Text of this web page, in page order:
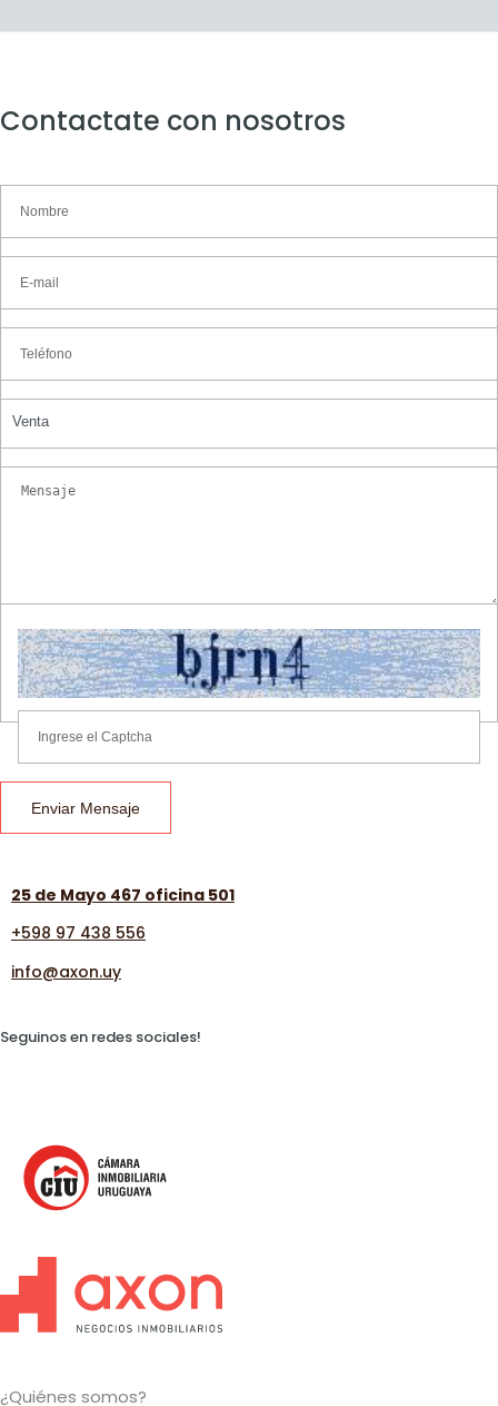
Contactate con nosotros
Venta
Enviar Mensaje
25 de Mayo 467 oficina 501
+598 97 438 556
info@axon.uy
Seguinos en redes sociales!
¿Quiénes somos?